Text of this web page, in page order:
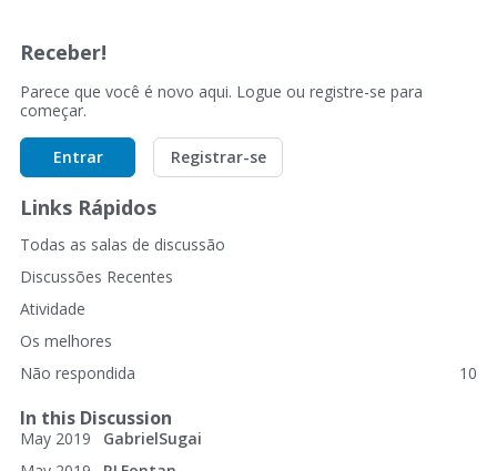
Receber!
Parece que você é novo aqui. Logue ou registre-se para
começar.
Entrar Registrar-se
Links Rápidos
Todas as salas de discussão
Discussões Recentes
Atividade
Os melhores
Não respondida
10
In this Discussion
May 2019
GabrielSugai